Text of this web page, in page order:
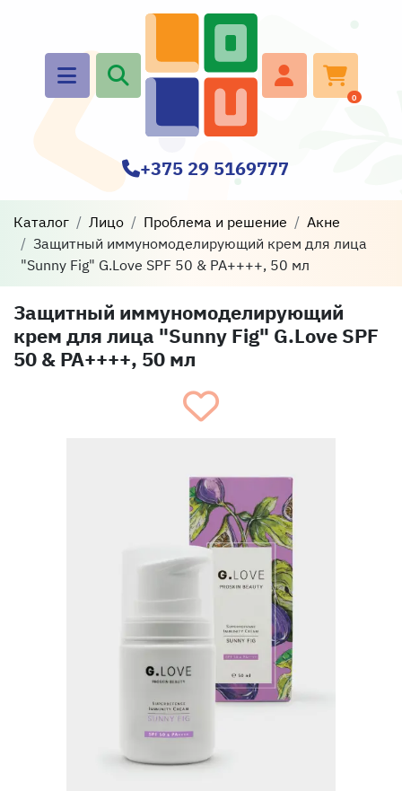
0
+375 29 5169777
Каталог Лицо Проблема и решение
Акне
Защитный иммуномоделирующий крем для лица
"Sunny Fig" G.Love SPF 50 & PA++++, 50 мл
Защитный иммуномоделирующий
крем для лица "Sunny Fig" G.Love SPF
50 & PA++++, 50 мл